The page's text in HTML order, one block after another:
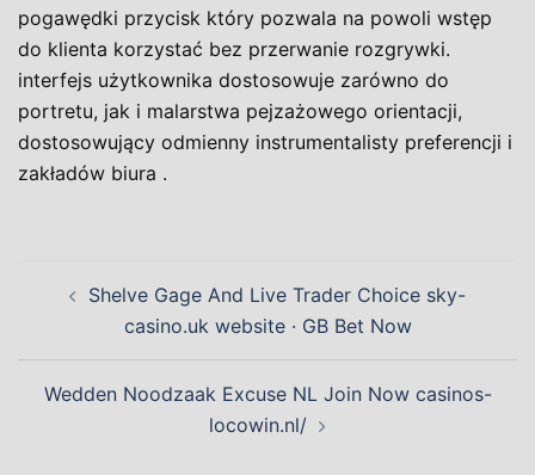
pogawędki przycisk który pozwala na powoli wstęp
do klienta korzystać bez przerwanie rozgrywki.
interfejs użytkownika dostosowuje zarówno do
portretu, jak i malarstwa pejzażowego orientacji,
dostosowujący odmienny instrumentalisty preferencji i
zakładów biura .
navigation
Shelve Gage And Live Trader Choice sky-
casino.uk website · GB Bet Now
Wedden Noodzaak Excuse NL Join Now casinos-
locowin.nl/